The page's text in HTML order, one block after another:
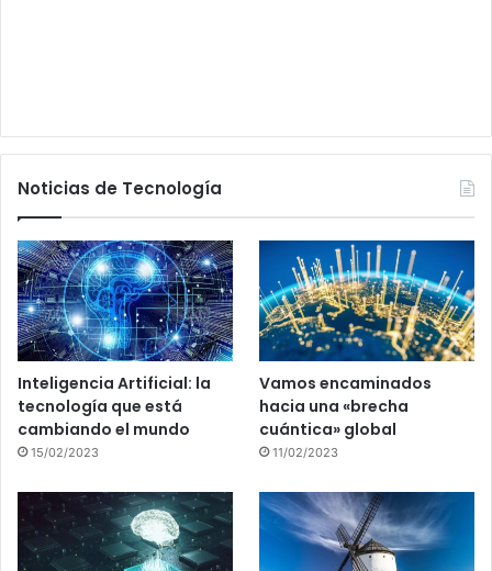
Noticias de Tecnología
Inteligencia Artificial: la
tecnología que está
cambiando el mundo
15/02/2023
Vamos encaminados
hacia una «brecha
cuántica» global
11/02/2023